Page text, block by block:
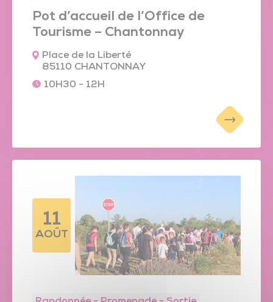
Pot d’accueil de l’Office de
Tourisme – Chantonnay
Place de la Liberté
85110 CHANTONNAY
10H30 - 12H
11
AOÛT